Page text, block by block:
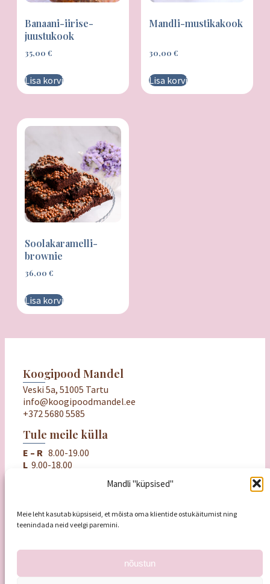
Mandli "küpsised"
Meie leht kasutab küpsiseid, et mõista oma klientide ostukäitumist ning
teenindada neid veelgi paremini.
nõustun
Banaani-iirise-
juustukook
35,00 €
Lisa korvi
Mandli-mustikakook
30,00 €
Lisa korvi
Soolakaramelli-
brownie
36,00 €
Lisa korvi
Koogipood Mandel
Veski 5a, 51005 Tartu
info@koogipoodmandel.ee
+372 5680 5585
Tule meile külla
E – R 8.00-19.00
L 9.00-18.00
Privaatsuspoliitika
Mandli kinkekaart